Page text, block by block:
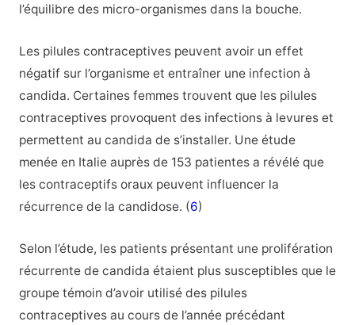
l’équilibre des micro-organismes dans la bouche.
Les pilules contraceptives peuvent avoir un effet
négatif sur l’organisme et entraîner une infection à
candida. Certaines femmes trouvent que les pilules
contraceptives provoquent des infections à levures et
permettent au candida de s’installer. Une étude
menée en Italie auprès de 153 patientes a révélé que
les contraceptifs oraux peuvent influencer la
récurrence de la candidose. (6)
Selon l’étude, les patients présentant une prolifération
récurrente de candida étaient plus susceptibles que le
groupe témoin d’avoir utilisé des pilules
contraceptives au cours de l’année précédant